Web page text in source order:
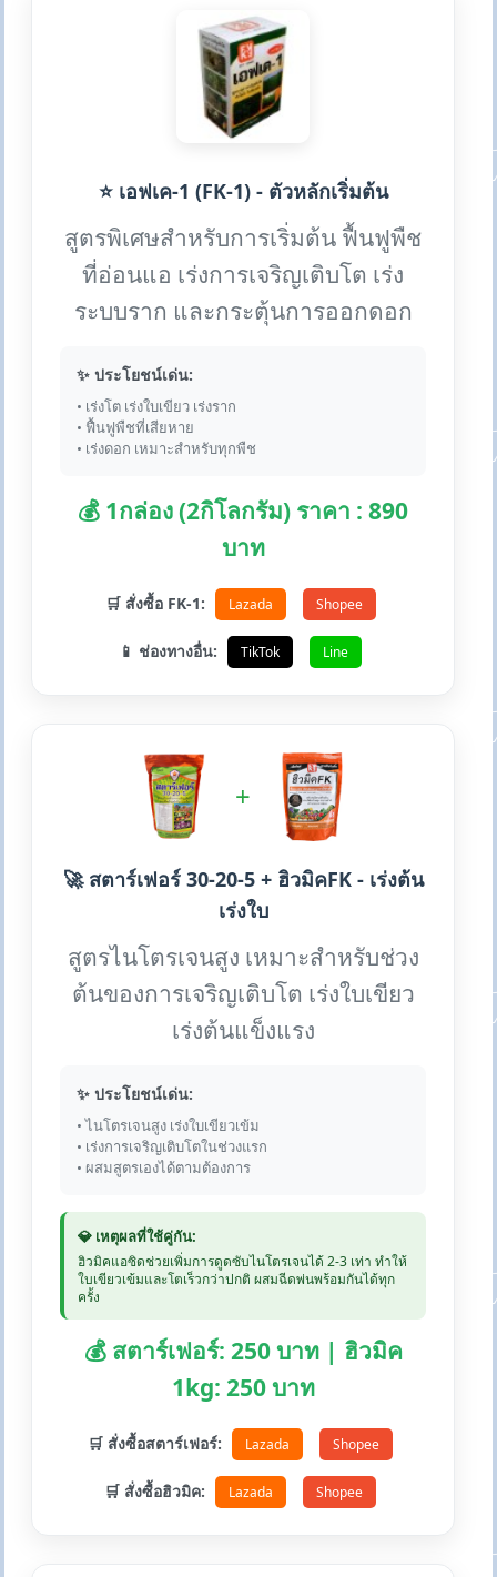
⭐ เอฟเค-1 (FK-1) - ตัวหลักเริ่มต้น
สูตรพิเศษสำหรับการเริ่มต้น ฟื้นฟูพืช
ที่อ่อนแอ เร่งการเจริญเติบโต เร่ง
ระบบราก และกระตุ้นการออกดอก
✨ ประโยชน์เด่น:
• เร่งโต เร่งใบเขียว เร่งราก
• ฟื้นฟูพืชที่เสียหาย
• เร่งดอก เหมาะสำหรับทุกพืช
💰 1กล่อง (2กิโลกรัม) ราคา : 890
บาท
🛒 สั่งซื้อ FK-1: Lazada Shopee
📱 ช่องทางอื่น: TikTok Line
+
🚀 สตาร์เฟอร์ 30-20-5 + ฮิวมิคFK - เร่งต้น
เร่งใบ
สูตรไนโตรเจนสูง เหมาะสำหรับช่วง
ต้นของการเจริญเติบโต เร่งใบเขียว
เร่งต้นแข็งแรง
✨ ประโยชน์เด่น:
• ไนโตรเจนสูง เร่งใบเขียวเข้ม
• เร่งการเจริญเติบโตในช่วงแรก
• ผสมสูตรเองได้ตามต้องการ
💎 เหตุผลที่ใช้คู่กัน:
ฮิวมิคแอซิดช่วยเพิ่มการดูดซับไนโตรเจนได้ 2-3 เท่า ทำให้
ใบเขียวเข้มและโตเร็วกว่าปกติ ผสมฉีดพ่นพร้อมกันได้ทุก
ครั้ง
💰 สตาร์เฟอร์: 250 บาท | ฮิวมิค
1kg: 250 บาท
🛒 สั่งซื้อสตาร์เฟอร์: Lazada Shopee
🛒 สั่งซื้อฮิวมิค: Lazada Shopee